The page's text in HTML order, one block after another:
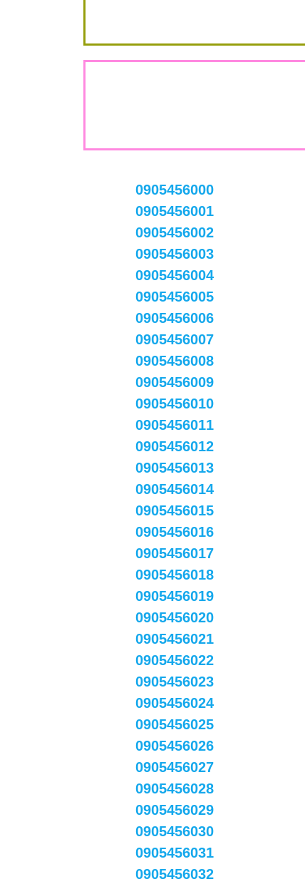
0905456000
0905456001
0905456002
0905456003
0905456004
0905456005
0905456006
0905456007
0905456008
0905456009
0905456010
0905456011
0905456012
0905456013
0905456014
0905456015
0905456016
0905456017
0905456018
0905456019
0905456020
0905456021
0905456022
0905456023
0905456024
0905456025
0905456026
0905456027
0905456028
0905456029
0905456030
0905456031
0905456032